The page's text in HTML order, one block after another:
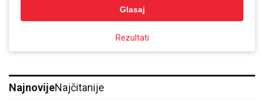
Glasaj
Rezultati
NajnovijeNajčitanije